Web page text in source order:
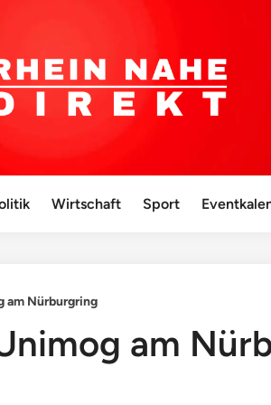
Wirtschaft Sport
am Nürburgring
am